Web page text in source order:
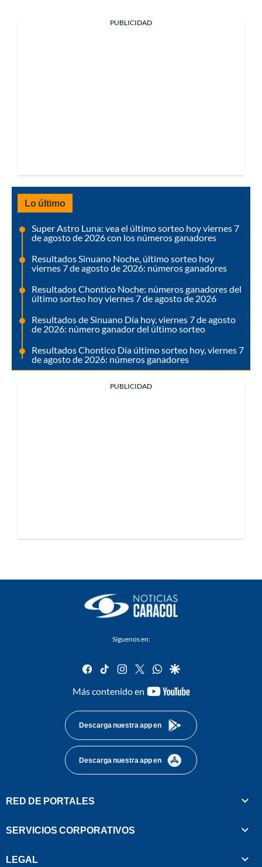
PUBLICIDAD
Lo último
Super Astro Luna: vea el último sorteo hoy viernes 7
de agosto de 2026 con los números ganadores
Resultados Sinuano Noche, último sorteo hoy
viernes 7 de agosto de 2026: números ganadores
Resultados Chontico Noche: números ganadores del
último sorteo hoy viernes 7 de agosto de 2026
Resultados de Sinuano Día hoy, viernes 7 de agosto
de 2026: número ganador del último sorteo
Resultados Chontico Día último sorteo hoy, viernes 7
de agosto de 2026: números ganadores
PUBLICIDAD
Síguenos en:
facebook
tiktok instagram
twitterwhatsapp
google
Más contenido en
youtube-
Descarga nuestra app en
Descarga nuestra app en
RED DE PORTALES
SERVICIOS CORPORATIVOS
LEGAL